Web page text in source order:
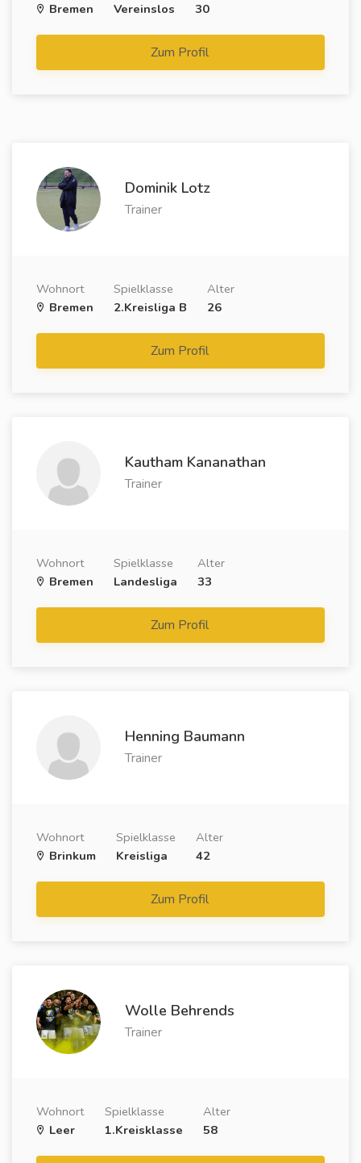
Bremen
Vereinslos
30
Zum Profil
Dominik Lotz
Trainer
Wohnort
Bremen
Spielklasse
2.Kreisliga B
Alter
26
Zum Profil
Kautham Kananathan
Trainer
Wohnort
Bremen
Spielklasse
Landesliga
Alter
33
Zum Profil
Henning Baumann
Trainer
Wohnort
Brinkum
Spielklasse
Kreisliga
Alter
42
Zum Profil
Wolle Behrends
Trainer
Wohnort
Leer
Spielklasse
1.Kreisklasse
Alter
58